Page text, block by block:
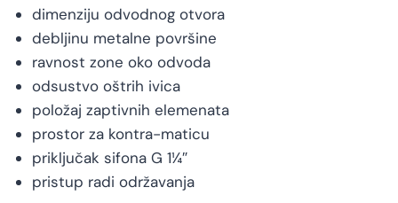
dimenziju odvodnog otvora
debljinu metalne površine
ravnost zone oko odvoda
odsustvo oštrih ivica
položaj zaptivnih elemenata
prostor za kontra-maticu
priključak sifona G 1¼″
pristup radi održavanja